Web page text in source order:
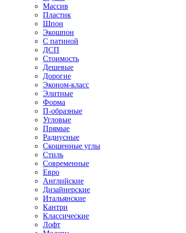
Массив
Пластик
Шпон
Экошпон
С патиной
ДСП
Стоимость
Дешевые
Дорогие
Эконом-класс
Элитные
Форма
П-образные
Угловые
Прямые
Радиусные
Скошенные углы
Стиль
Современные
Евро
Английские
Дизайнерские
Итальянские
Кантри
Классические
Лофт